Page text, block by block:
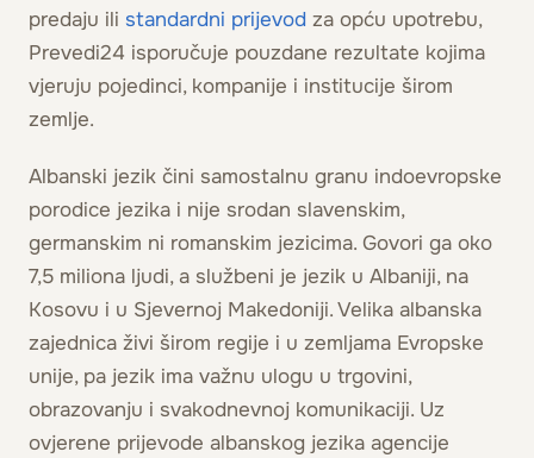
predaju ili standardni prijevod za opću upotrebu,
Prevedi24 isporučuje pouzdane rezultate kojima
vjeruju pojedinci, kompanije i institucije širom
zemlje.
Albanski jezik čini samostalnu granu indoevropske
porodice jezika i nije srodan slavenskim,
germanskim ni romanskim jezicima. Govori ga oko
7,5 miliona ljudi, a službeni je jezik u Albaniji, na
Kosovu i u Sjevernoj Makedoniji. Velika albanska
zajednica živi širom regije i u zemljama Evropske
unije, pa jezik ima važnu ulogu u trgovini,
obrazovanju i svakodnevnoj komunikaciji. Uz
ovjerene prijevode albanskog jezika agencije